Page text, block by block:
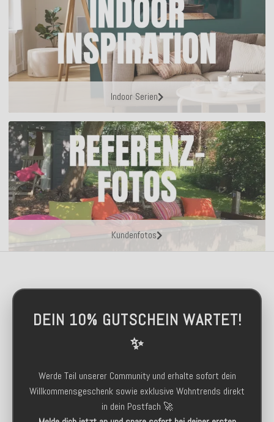
Indoor Serien
Kundenfotos
DEIN 10% GUTSCHEIN WARTET!
✨
Werde Teil unserer Community und erhalte sofort dein
Willkommensgeschenk sowie exklusive Wohntrends direkt
in dein Postfach 🚀